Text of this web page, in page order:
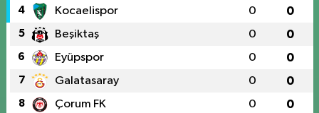
4 Kocaelispor 0 0
5 Beşiktaş 0 0
6 Eyüpspor 0 0
7 Galatasaray 0 0
8 Çorum FK 0 0